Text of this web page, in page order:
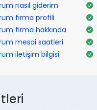
nasıl giderim
firma profili
firma hakkında
mesai saatleri
iletişim bilgisi